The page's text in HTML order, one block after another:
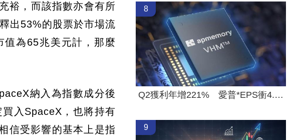
裕，而該指數亦會有所
出53%的股票於市場流
為65兆美元計，那麼
納入為指數成分後
入SpaceX，也將持有
信受影響的基本上是指
8
Q2獲利年增221% 愛普*EPS衝4.18元！
9